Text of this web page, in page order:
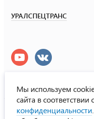
УРАЛСПЕЦТРАНС
УралСпецТранс
Мы используем
сайта в соответствии с
конфиденциальности